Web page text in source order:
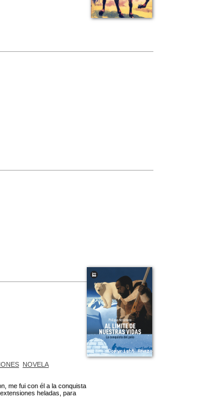
NOVELA
me fui con él a la conquista
heladas, para